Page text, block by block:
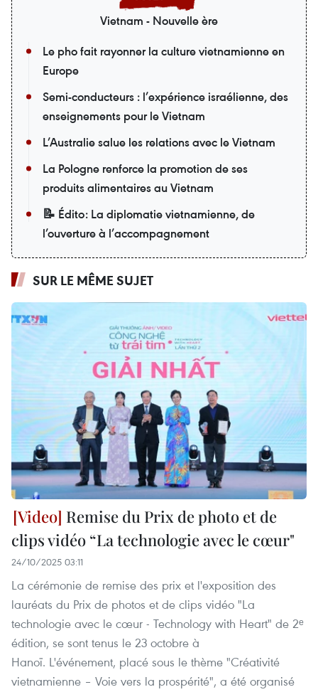
Vietnam - Nouvelle ère
Le pho fait rayonner la culture vietnamienne en
Europe
Semi-conducteurs : l’expérience israélienne, des
enseignements pour le Vietnam
L’Australie salue les relations avec le Vietnam
La Pologne renforce la promotion de ses
produits alimentaires au Vietnam
📝 Édito: La diplomatie vietnamienne, de
l’ouverture à l’accompagnement
SUR LE MÊME SUJET
Remise du Prix de photo et de
clips vidéo “La technologie avec le cœur"
24/10/2025 03:11
La cérémonie de remise des prix et l'exposition des
lauréats du Prix de photos et de clips vidéo "La
technologie avec le cœur - Technology with Heart" de 2ᵉ
édition, se sont tenus le 23 octobre à
Hanoï. L'événement, placé sous le thème "Créativité
vietnamienne – Voie vers la prospérité", a été organisé